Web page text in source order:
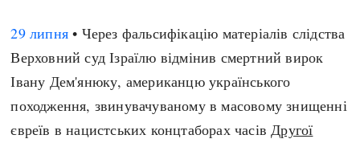
29 липня • Через фальсифікацію матеріалів слідства
Верховний суд Ізраїлю відмінив смертний вирок
Івану Дем'янюку, американцю українського
походження, звинувачуваному в масовому знищенні
євреїв в нацистських концтаборах часівДругої